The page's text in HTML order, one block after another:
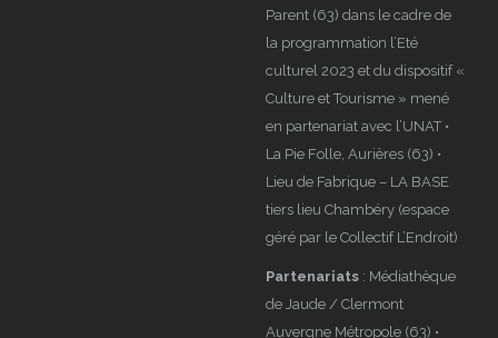
Parent (63) dans le cadre de
la programmation l’Eté
culturel 2023 et du dispositif «
Culture et Tourisme » mené
en partenariat avec l’UNAT •
La Pie Folle, Aurières (63) •
Lieu de Fabrique – LA BASE
tiers lieu Chambéry (espace
géré par le Collectif L’Endroit)
Partenariats : Médiathèque
de Jaude / Clermont
Auvergne Métropole (63) •